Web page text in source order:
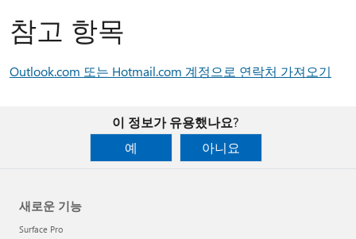
참고 항목
Outlook.com 또는 Hotmail.com 계정으로 연락처 가져오기
이 정보가 유용했나요?
예
아니요
새로운 기능
Surface Pro